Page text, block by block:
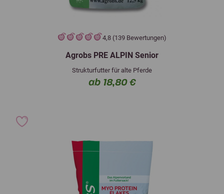
4,8 (139 Bewertungen)
Agrobs PRE ALPIN Senior
Strukturfutter für alte Pferde
ab 18,80 €